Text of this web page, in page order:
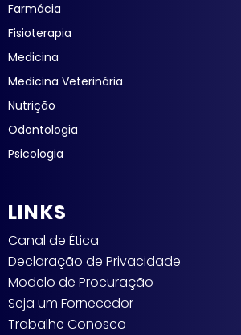
Farmácia
Fisioterapia
Medicina
Medicina Veterinária
Nutrição
Odontologia
Psicologia
LINKS
Canal de Ética
Declaração de Privacidade
Modelo de Procuração
Seja um Fornecedor
Trabalhe Conosco